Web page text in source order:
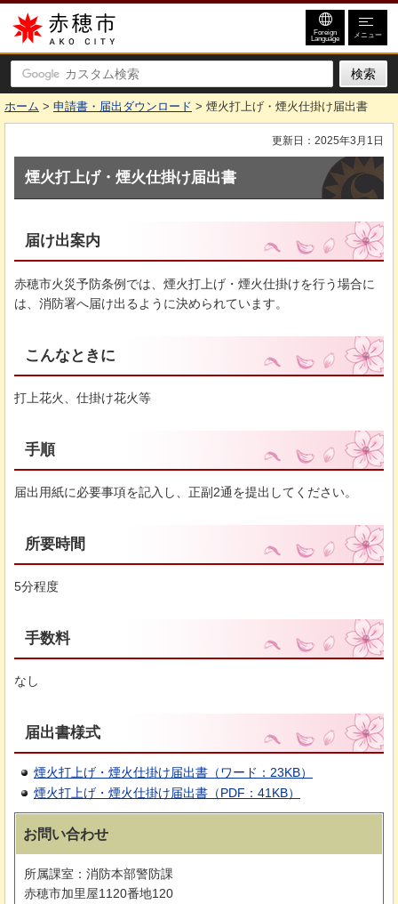
赤穂市
Foreign
Language メニュー
ホーム > 申請書・届出ダウンロード > 煙火打上げ・煙火仕掛け届出書
更新日：2025年3月1日
煙火打上げ・煙火仕掛け届出書
届け出案内
赤穂市火災予防条例では、煙火打上げ・煙火仕掛けを行う場合に
は、消防署へ届け出るように決められています。
こんなときに
打上花火、仕掛け花火等
手順
届出用紙に必要事項を記入し、正副2通を提出してください。
所要時間
5分程度
手数料
なし
届出書様式
煙火打上げ・煙火仕掛け届出書（ワード：23KB）
煙火打上げ・煙火仕掛け届出書（PDF：41KB）
お問い合わせ
所属課室：消防本部警防課
赤穂市加里屋1120番地120